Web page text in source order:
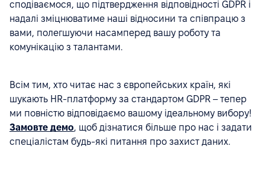
сподіваємося, що підтвердження відповідності GDPR і
надалі зміцнюватиме наші відносини та співпрацю з
вами, полегшуючи насамперед вашу роботу та
комунікацію з талантами.
Всім тим, хто читає нас з європейських країн, які
шукають HR-платформу за стандартом GDPR – тепер
ми повністю відповідаємо вашому ідеальному вибору!
Замовте демо, щоб дізнатися більше про нас і задати
спеціалістам будь-які питання про захист даних.